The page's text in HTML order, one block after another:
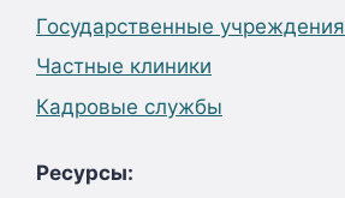
Государственные учреждения
Частные клиники
Кадровые службы
Ресурсы: